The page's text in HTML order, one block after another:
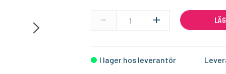
I lager
- +
I lager hos leverantör